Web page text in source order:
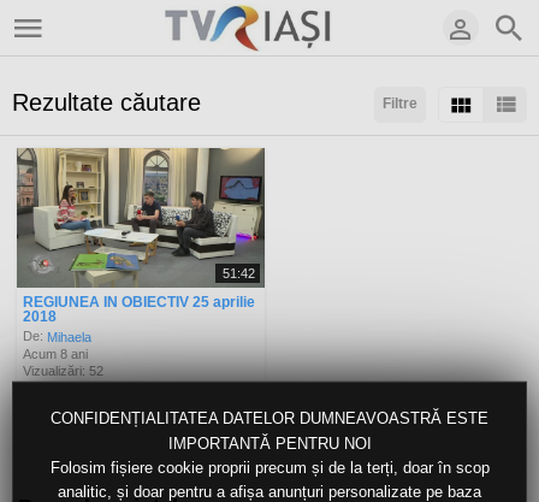
CONFIDENȚIALITATEA DATELOR DUMNEAVOASTRĂ ESTE
IMPORTANTĂ PENTRU NOI
Folosim fișiere cookie proprii precum și de la terți, doar în scop
analitic, și doar pentru a afișa anunțuri personalizate pe baza
Filtre
Rezultate căutare
Sortaţi după:
51:42
REGIUNEA IN OBIECTIV 25 aprilie
2018
De: Mihaela
Acum 8 ani
Vizualizări: 52